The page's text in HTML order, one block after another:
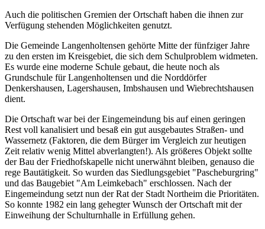
Auch die politischen Gremien der Ortschaft haben die ihnen zur
Verfügung stehenden Möglichkeiten genutzt.
Die Gemeinde Langenholtensen gehörte Mitte der fünfziger Jahre
zu den ersten im Kreisgebiet, die sich dem Schulproblem widmeten.
Es wurde eine moderne Schule gebaut, die heute noch als
Grundschule für Langenholtensen und die Norddörfer
Denkershausen, Lagershausen, Imbshausen und Wiebrechtshausen
dient.
Die Ortschaft war bei der Eingemeindung bis auf einen geringen
Rest voll kanalisiert und besaß ein gut ausgebautes Straßen- und
Wassernetz (Faktoren, die dem Bürger im Vergleich zur heutigen
Zeit relativ wenig Mittel abverlangten!). Als größeres Objekt sollte
der Bau der Friedhofskapelle nicht unerwähnt bleiben, genauso die
rege Bautätigkeit. So wurden das Siedlungsgebiet "Pascheburgring"
und das Baugebiet "Am Leimkebach" erschlossen. Nach der
Eingemeindung setzt nun der Rat der Stadt Northeim die Prioritäten.
So konnte 1982 ein lang gehegter Wunsch der Ortschaft mit der
Einweihung der Schulturnhalle in Erfüllung gehen.